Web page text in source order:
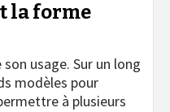
la forme
usage. Sur un long
modèles pour
à plusieurs